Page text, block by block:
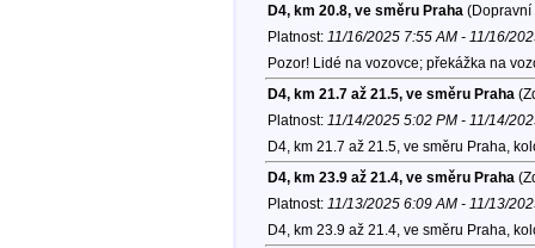
D4, km 20.8, ve směru Praha (Dopravní
Platnost: 11/16/2025 7:55 AM - 11/16/
Pozor! Lidé na vozovce; překážka na
D4, km 21.7 až 21.5, ve směru Praha
Platnost: 11/14/2025 5:02 PM - 11/14/
D4, km 21.7 až 21.5, ve směru Praha,
D4, km 23.9 až 21.4, ve směru Praha
Platnost: 11/13/2025 6:09 AM - 11/13/
D4, km 23.9 až 21.4, ve směru Praha,